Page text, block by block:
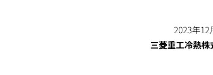
2023年12
三菱重工冷熱株